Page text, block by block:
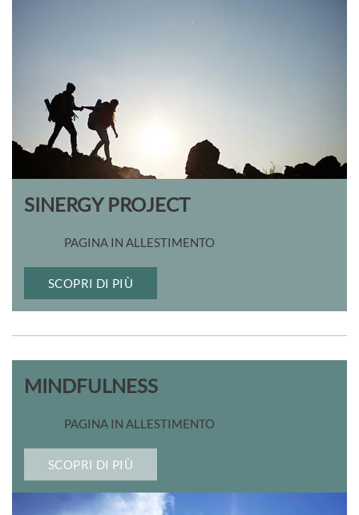
SINERGY PROJECT
PAGINA IN ALLESTIMENTO
SCOPRI DI PIÙ
MINDFULNESS
PAGINA IN ALLESTIMENTO
SCOPRI DI PIÙ